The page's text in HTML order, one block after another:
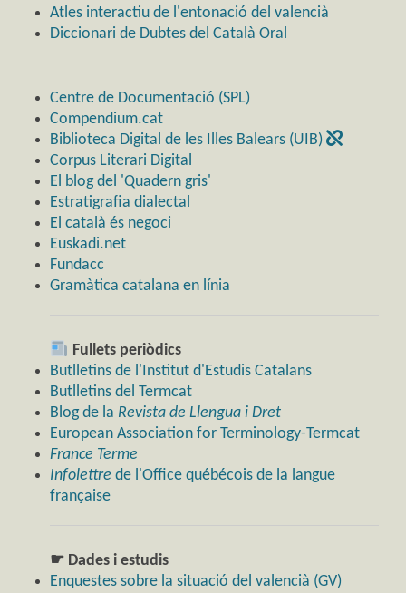
Atles interactiu de l'entonació del valencià
Diccionari de Dubtes del Català Oral
Centre de Documentació (SPL)
Compendium.cat
Biblioteca Digital de les Illes Balears (UIB)
Corpus Literari Digital
El blog del 'Quadern gris'
Estratigrafia dialectal
El català és negoci
Euskadi.net
Fundacc
Gramàtica catalana en línia
Fullets periòdics
Butlletins de l'Institut d'Estudis Catalans
Butlletins del Termcat
Blog de la Revista de Llengua i Dret
European Association for Terminology-Termcat
France Terme
Infolettre de l'Office québécois de la langue
française
☛ Dades i estudis
Enquestes sobre la situació del valencià (GV)